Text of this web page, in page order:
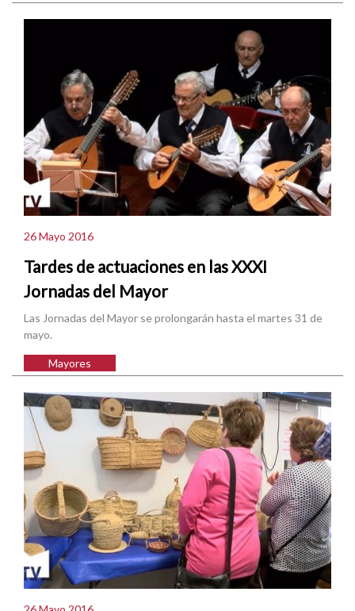
26 Mayo 2016
Tardes de actuaciones en las XXXI
Jornadas del Mayor
Las Jornadas del Mayor se prolongarán hasta el martes 31 de
mayo.
Mayores